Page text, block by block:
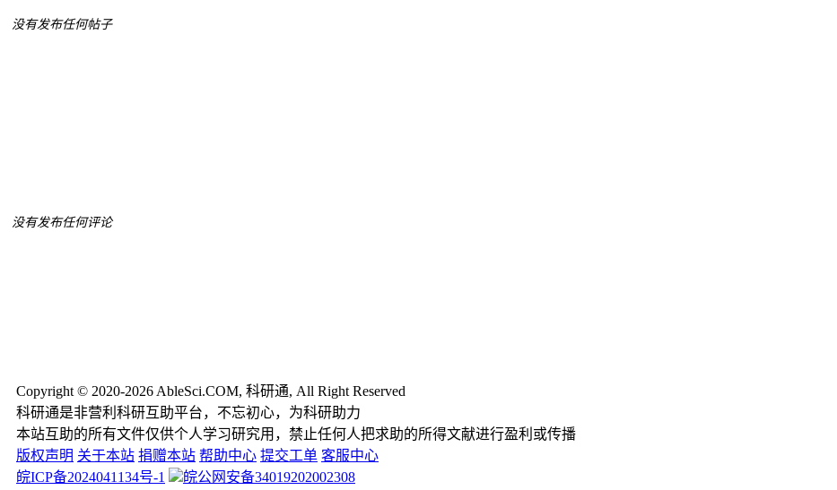
没有发布任何帖子
没有发布任何评论
Copyright © 2020-2026 AbleSci.COM, 科研通, All Right Reserved
科研通是非营利科研互助平台，不忘初心，为科研助力
本站互助的所有文件仅供个人学习研究用，禁止任何人把求助的所得文献进行盈利或传播
版权声明 关于本站 捐赠本站 帮助中心 提交工单 客服中心
皖ICP备2024041134号-1
皖公网安备34019202002308